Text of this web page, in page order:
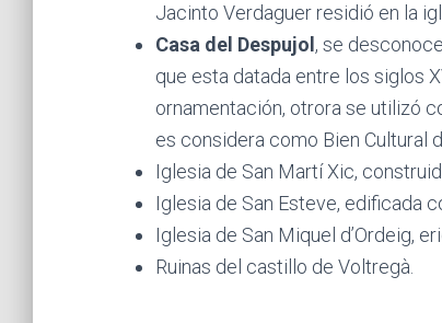
Jacinto Verdaguer residió en la
Casa del Despujol , se
que esta datada entre los siglos
ornamentación, otrora se utilizó
es considera como Bien Cultural
Iglesia de San Martí Xic,
Iglesia de San Esteve, edificada
Iglesia de San Miquel d’Ordeig,
Ruinas del castillo de Voltregà.